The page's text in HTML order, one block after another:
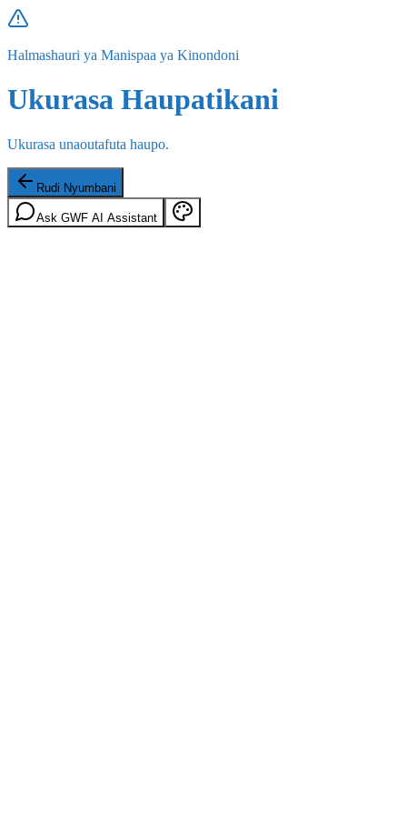
Halmashauri ya Manispaa ya Kinondoni
Ukurasa Haupatikani
Ukurasa unaoutafuta haupo.
Rudi Nyumbani
Ask GWF AI Assistant